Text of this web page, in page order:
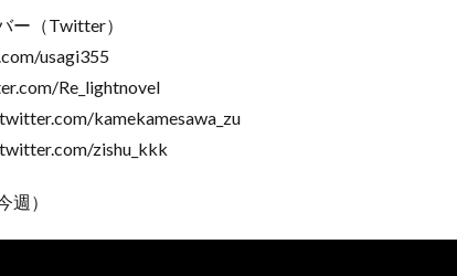
ー（Twitter）
usagi355
Re_lightnovel
kamekamesawa_zu
zishu_kkk
週）